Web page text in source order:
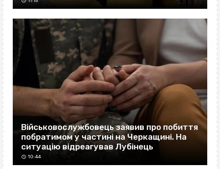
Військовослужбовець заявив про побиття
побратимом у частині на Черкащині. На
ситуацію відреагував Лубінець
10:44